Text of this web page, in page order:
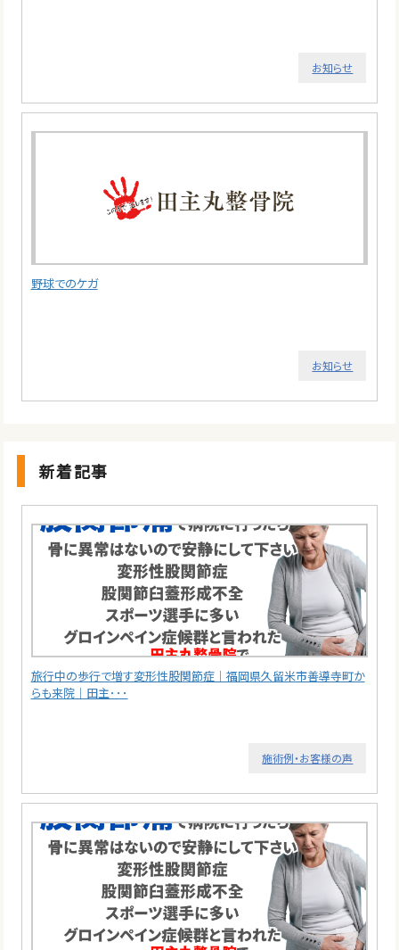
お知らせ
野球でのケガ
お知らせ
新着記事
旅行中の歩行で増す変形性股関節症｜福岡県久留米市善導寺町か
らも来院｜田主･･･
施術例・お客様の声